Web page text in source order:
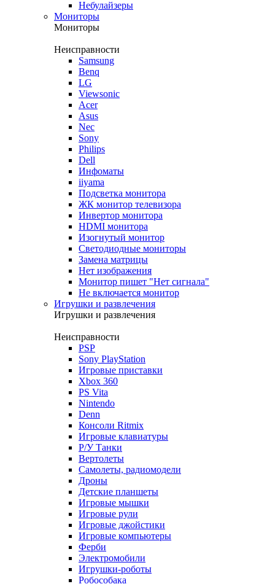
Небулайзеры
Мониторы
Мониторы
Неисправности
Samsung
Benq
LG
Viewsonic
Acer
Asus
Nec
Sony
Philips
Dell
Инфоматы
iiyama
Подсветка монитора
ЖК монитор телевизора
Инвертор монитора
HDMI монитора
Изогнутый монитор
Светодиодные мониторы
Замена матрицы
Нет изображения
Монитор пишет "Нет сигнала"
Не включается монитор
Игрушки и развлечения
Игрушки и развлечения
Неисправности
PSP
Sony PlayStation
Игровые приставки
Xbox 360
PS Vita
Nintendo
Denn
Консоли Ritmix
Игровые клавиатуры
Р/У Танки
Вертолеты
Самолеты, радиомодели
Дроны
Детские планшеты
Игровые мышки
Игровые рули
Игровые джойстики
Игровые компьютеры
Ферби
Электромобили
Игрушки-роботы
Робособака